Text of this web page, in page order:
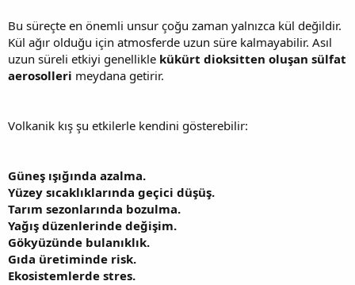
Bu süreçte en önemli unsur çoğu zaman yalnızca kül değildir.
Kül ağır olduğu için atmosferde uzun süre kalmayabilir. Asıl
uzun süreli etkiyi genellikle kükürt dioksitten oluşan sülfat
aerosolleri meydana getirir.
Volkanik kış şu etkilerle kendini gösterebilir:
Güneş ışığında azalma.
Yüzey sıcaklıklarında geçici düşüş.
Tarım sezonlarında bozulma.
Yağış düzenlerinde değişim.
Gökyüzünde bulanıklık.
Gıda üretiminde risk.
Ekosistemlerde stres.